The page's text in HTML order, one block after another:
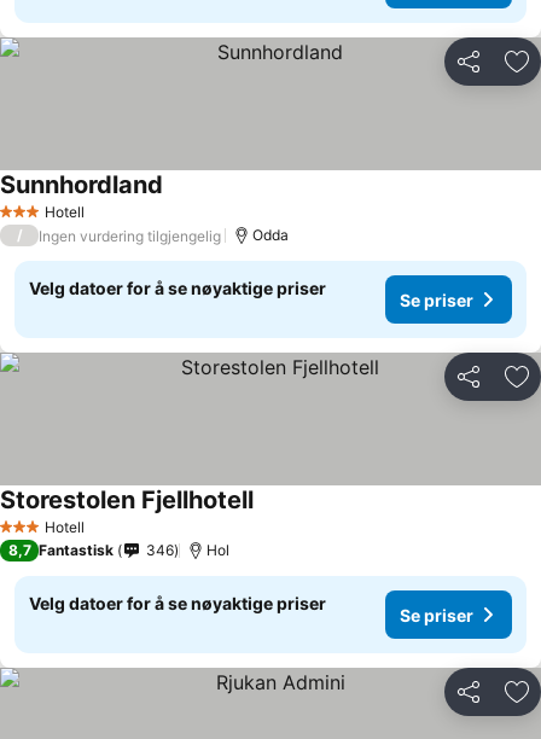
Del
3 StjernerHotell
Sunnhordland
/ Ingen vurdering tilgjengelig Odda
Velg datoer for å se nøyaktige priser
Se priser
Del
3 StjernerHotell
Storestolen Fjellhotell
8,7 Fantastisk 346 Hol
Velg datoer for å se nøyaktige priser
Se priser
Del